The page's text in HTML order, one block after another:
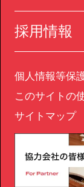
採用情報
個人情報等保
このサイトの
サイトマップ